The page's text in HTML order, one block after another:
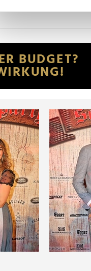
Wir verwenden Cookies,
Website an unsere
möglicherweise mit
der Dienste gesammelt